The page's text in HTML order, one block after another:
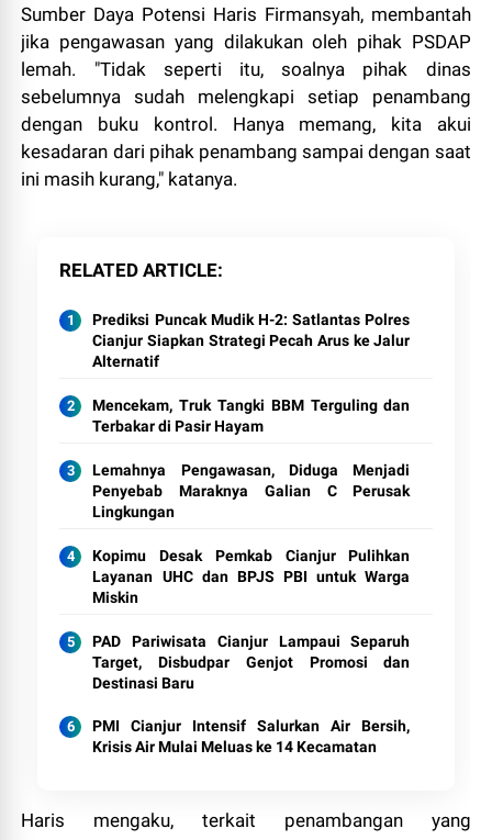
Sumber Daya Potensi Haris Firmansyah, membantah
jika pengawasan yang dilakukan oleh pihak PSDAP
lemah. "Tidak seperti itu, soalnya pihak dinas
sebelumnya sudah melengkapi setiap penambang
dengan buku kontrol. Hanya memang, kita akui
kesadaran dari pihak penambang sampai dengan saat
ini masih kurang," katanya.
RELATED ARTICLE
Prediksi Puncak Mudik H-2: Satlantas Polres
Cianjur Siapkan Strategi Pecah Arus ke Jalur
Alternatif
Mencekam, Truk Tangki BBM Terguling dan
Terbakar di Pasir Hayam
Lemahnya Pengawasan, Diduga Menjadi
Penyebab Maraknya Galian C Perusak
Lingkungan
Kopimu Desak Pemkab Cianjur Pulihkan
Layanan UHC dan BPJS PBI untuk Warga
Miskin
PAD Pariwisata Cianjur Lampaui Separuh
Target, Disbudpar Genjot Promosi dan
Destinasi Baru
PMI Cianjur Intensif Salurkan Air Bersih,
Krisis Air Mulai Meluas ke 14 Kecamatan
Haris mengaku, terkait penambangan yang